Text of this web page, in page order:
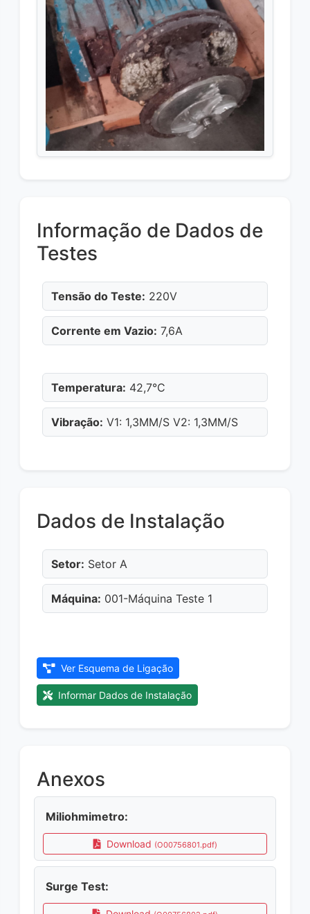
Informação de Dados de
Testes
Tensão do Teste: 220V
Corrente em Vazio: 7,6A
Temperatura: 42,7°C
Vibração: V1: 1,3MM/S V2: 1,3MM/S
Dados de Instalação
Setor: Setor A
Máquina: 001-Máquina Teste 1
Ver Esquema de Ligação
Informar Dados de Instalação
Anexos
Miliohmimetro:
Download (O00756801.pdf)
Surge Test: